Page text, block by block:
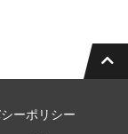
ーポリシー